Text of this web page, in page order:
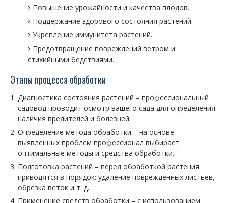
Повышение урожайности и качества плодов.
Поддержание здорового состояния растений.
Укрепление иммунитета растений.
Предотвращение повреждений ветром и
стихийными бедствиями.
Этапы процесса обработки
Диагностика состояния растений – профессиональный
садовод проводит осмотр вашего сада для определения
наличия вредителей и болезней.
Определение метода обработки – на основе
выявленных проблем профессионал выбирает
оптимальные методы и средства обработки.
Подготовка растений – перед обработкой растения
приводятся в порядок: удаление поврежденных листьев,
обрезка веток и т. д.
Применение средств обработки – с использованием